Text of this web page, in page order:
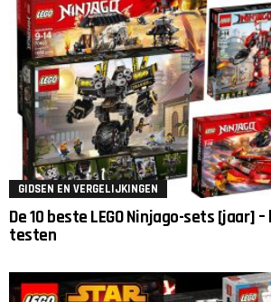
GIDSEN EN VERGELIJKINGEN
De 10 beste LEGO Ninjago-sets [jaar]
testen